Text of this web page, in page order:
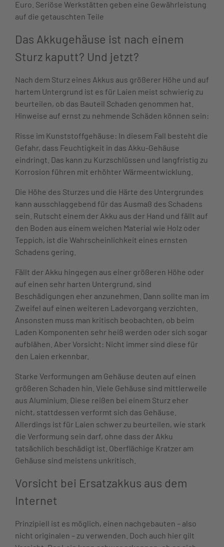
Euro. Seriöse Werkstätten geben eine Gewährleistung
auf die getauschten Teile
Das Akkugehäuse ist nach einem
Sturz kaputt? Und jetzt?
Nach dem Sturz eines Akkus aus größerer Höhe und auf
hartem Untergrund ist es für Laien meist schwierig zu
beurteilen, ob das Bauteil Schaden genommen hat.
Hinweise auf ernst zu nehmende Schäden können sein:
Risse im Kunststoffgehäuse: In diesem Fall besteht die
Gefahr, dass Feuchtigkeit in das Akku-Gehäuse
eindringt. Das kann zu Kurzschlüssen und langfristig zu
Korrosion führen mit erhöhter Wärmeentwicklung.
Die Höhe des Sturzes und die Härte des Untergrundes
kann ausschlaggebend für das Ausmaß des Schadens
sein. Rutscht einem der Akku aus der Hand und fällt auf
den Boden aus einem weichen Material wie Holz oder
Teppich, ist die Wahrscheinlichkeit eines ernsten
Schadens gering.
Fällt der Akku hingegen aus einer größeren Höhe oder
auf einen sehr harten Untergrund, sind
Beschädigungen eher anzunehmen. Dann sollte man im
Zweifel auf einen weiteren Ladevorgang verzichten.
Ansonsten muss man kritisch beobachten, ob beim
Laden Komponenten sehr heiß werden oder sich sogar
aufblähen. Aber Vorsicht: Nicht immer sind diese für
den Laien erkennbar.
Starke Verformungen am Gehäuse deuten auf einen
größeren Schaden hin. Viele Gehäuse sind mittlerweile
aus Aluminium. Diese reißen bei einem Sturz eher
nicht, stattdessen verformt sich das Gehäuse.
Allerdings ist für Laien schwer zu beurteilen, wie stark
die Verformung sein darf, ohne dass der Akku
tatsächlich beschädigt ist. Oberflächige Kratzer am
Gehäuse sind meistens unkritisch.
Vorsicht bei Ersatzakkus aus dem
Internet
Prinzipiell ist es möglich, einen nachgebauten – also
nicht originalen – zu verwenden. Doch auch hier gilt